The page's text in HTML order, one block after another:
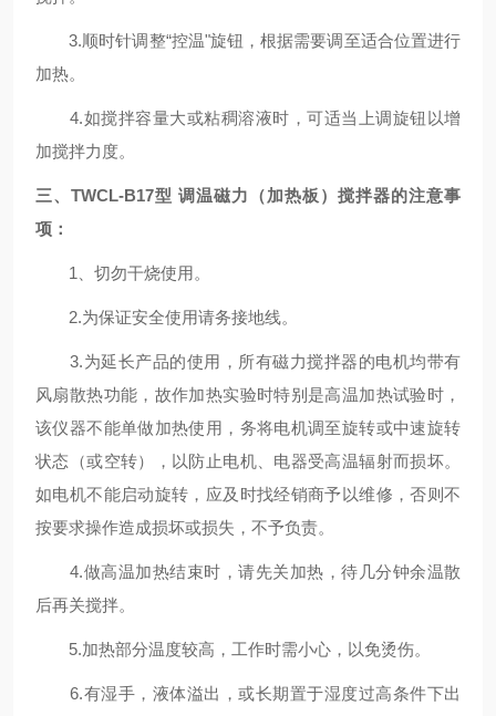
3.顺时针调整“控温"旋钮，根据需要调至适合位置进行
加热。
4.如搅拌容量大或粘稠溶液时，可适当上调旋钮以增
加搅拌力度。
三、 TWCL-B17型 调温磁力（加热板）搅拌器的注意事
项 ：
1、切勿干烧使用。
2.为保证安全使用请务接地线。
3.为延长产品的使用，所有磁力搅拌器的电机均带有
风扇散热功能，故作加热实验时特别是高温加热试验时，
该仪器不能单做加热使用，务将电机调至旋转或中速旋转
状态（或空转），以防止电机、电器受高温辐射而损坏。
如电机不能启动旋转，应及时找经销商予以维修，否则不
按要求操作造成损坏或损失，不予负责。
4.做高温加热结束时，请先关加热，待几分钟余温散
后再关搅拌。
5.加热部分温度较高，工作时需小心，以免烫伤。
6.有湿手，液体溢出，或长期置于湿度过高条件下出